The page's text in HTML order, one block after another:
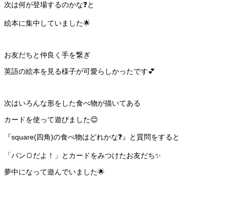
次は何が登場するのかな❓と
絵本に集中していました🌟
お友だちと仲良く手を繋ぎ
英語の絵本を見る様子が可愛らしかったです💕
次はいろんな形をした食べ物が描いてある
カードを使って遊びました😊
『square(四角)の食べ物はどれかな❓』と質問をすると
「パン🍞だよ！」とカードをみつけたお友だち✨
夢中になって遊んでいました🌟